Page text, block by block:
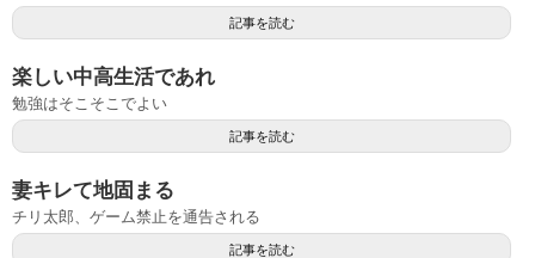
記事を読む
楽しい中高生活であれ
勉強はそこそこでよい
記事を読む
妻キレて地固まる
チリ太郎、ゲーム禁止を通告される
記事を読む